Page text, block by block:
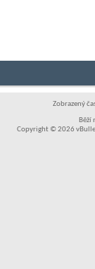
Zobrazený
Běží
Copyright © 2026